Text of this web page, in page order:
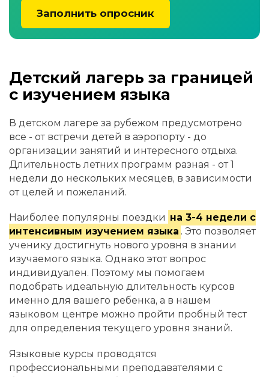
Заполнить опросник
Детский лагерь за границей
с изучением языка
В детском лагере за рубежом предусмотрено
все - от встречи детей в аэропорту - до
организации занятий и интересного отдыха.
Длительность летних программ разная - от 1
недели до нескольких месяцев, в зависимости
от целей и пожеланий.
Наиболее популярны поездки на 3-4 недели с
интенсивным изучением языка . Это позволяет
ученику достигнуть нового уровня в знании
изучаемого языка. Однако этот вопрос
индивидуален. Поэтому мы помогаем
подобрать идеальную длительность курсов
именно для вашего ребенка, а в нашем
языковом центре можно пройти пробный тест
для определения текущего уровня знаний.
Языковые курсы проводятся
профессиональными преподавателями с